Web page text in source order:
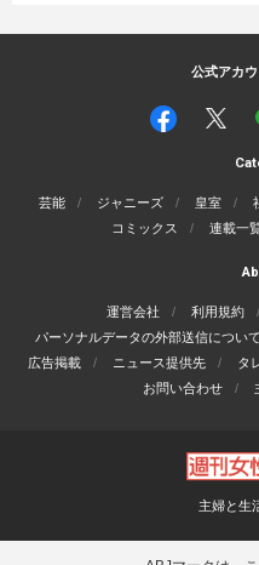
公式アカ
芸能 ジャニーズ 皇室
コミックス
連載一
運営会社 利用規約
パーソナルデータの外部送信について
広告掲載
ニュース提供先 タ
お問い合わせ
主婦と生